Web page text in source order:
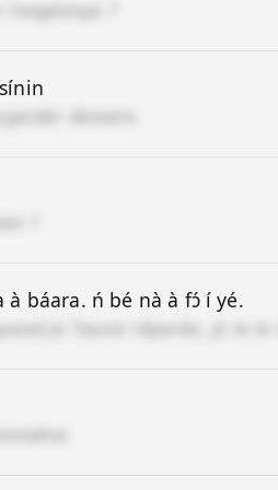
?
demain.
?
à báara. ń bé nà à fɔ́ í yé.
je l'aurai réparée, je te le